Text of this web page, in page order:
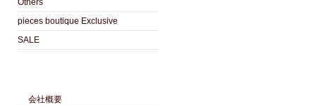
Others
pieces boutique Exclusive
SALE
会社概要